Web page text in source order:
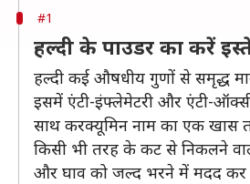
#1
हल्दी के पाउडर का करें
हल्दी कई औषधीय गुणों से समृद्ध
इसमें एंटी-इंफ्लेमेटरी और एंटी-
साथ करक्यूमिन नाम का एक खास
किसी भी तरह के कट से निकलने
और घाव को जल्द भरने में मदद कर